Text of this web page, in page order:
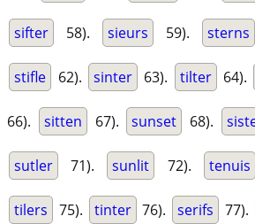
sifter 58). sieurs 59). sterns
stifle 62). sinter 63). tilter 64).
66). sitten 67). sunset 68).
sutler 71). sunlit 72). tenuis
tilers 75). tinter 76). serifs 77).